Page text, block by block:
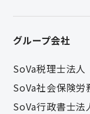
グループ会社
SoVa税理士法人
SoVa社会保険労
SoVa行政書士法